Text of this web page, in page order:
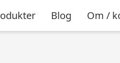
Blog Om /